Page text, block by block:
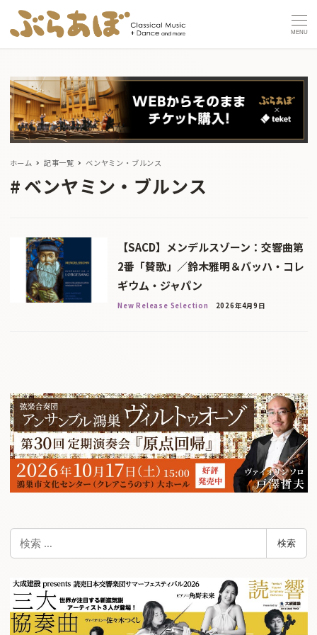
MENU
ホーム 記事一覧 ベンヤミン・ブルンス
ベンヤミン・ブルンス
【SACD】メンデルスゾーン：交響曲第
2番「賛歌」／鈴木雅明＆バッハ・コレ
ギウム・ジャパン
New Release Selection 2026年4月9日
検
検索